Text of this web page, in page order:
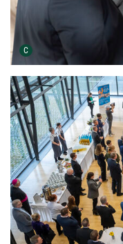
C Urheber der Grafik: